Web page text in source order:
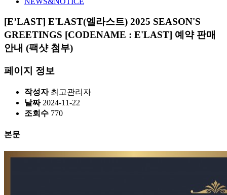
[E’LAST] E'LAST(엘라스트) 2025 SEASON'S
GREETINGS [CODENAME : E'LAST] 예약 판매
안내 (팩샷 첨부)
페이지 정보
작성자 최고관리자
날짜 2024-11-22
조회수 770
본문